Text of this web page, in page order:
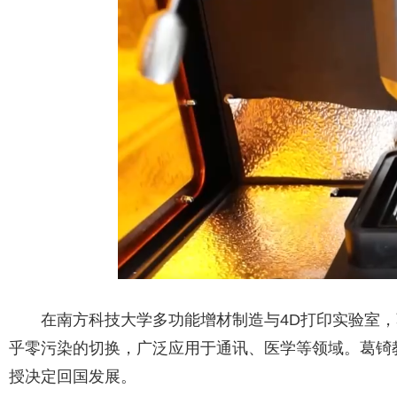
在南方科技大学多功能增材制造与4D打印实验室
乎零污染的切换，广泛应用于通讯、医学等领域。葛
授决定回国发展。